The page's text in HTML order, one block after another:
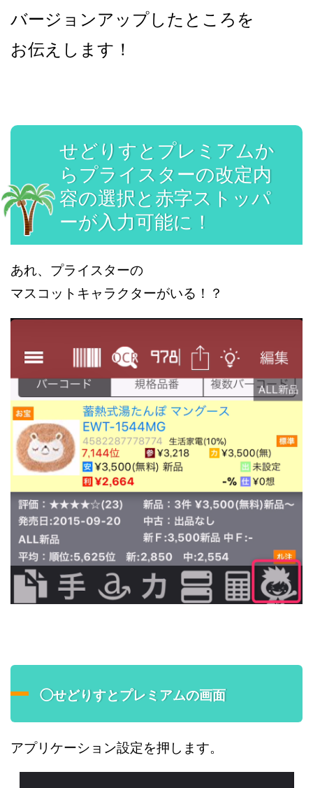
バージョンアップしたところを
お伝えします！
せどりすとプレミアムか
らプライスターの改定内
容の選択と赤字ストッパ
ーが入力可能に！
あれ、プライスターの
マスコットキャラクターがいる！？
◯せどりすとプレミアムの画面
アプリケーション設定を押します。